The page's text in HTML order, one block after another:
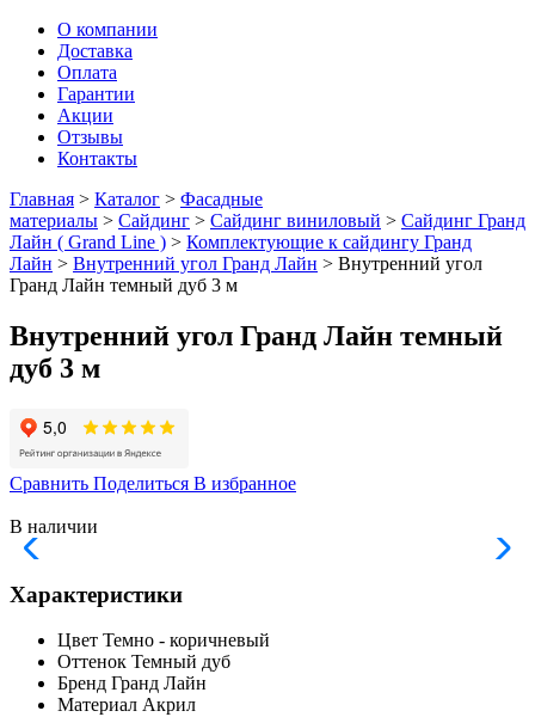
О компании
Доставка
Оплата
Гарантии
Акции
Отзывы
Контакты
Главная > Каталог > Фасадные
материалы > Сайдинг > Сайдинг виниловый > Сайдинг Гранд
Лайн ( Grand Line ) > Комплектующие к сайдингу Гранд
Лайн > Внутренний угол Гранд Лайн > Внутренний угол
Гранд Лайн темный дуб 3 м
Внутренний угол Гранд Лайн темный
дуб 3 м
Сравнить Поделиться В избранное
В наличии
Характеристики
Цвет Темно - коричневый
Оттенок Темный дуб
Бренд Гранд Лайн
Материал Акрил